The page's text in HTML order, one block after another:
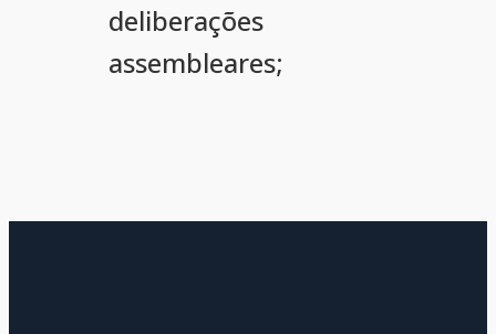
deliberações
assembleares;